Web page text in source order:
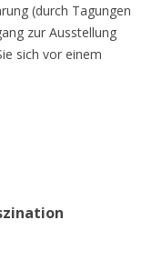
(durch Tagungen
zur Ausstellung
sich vor einem